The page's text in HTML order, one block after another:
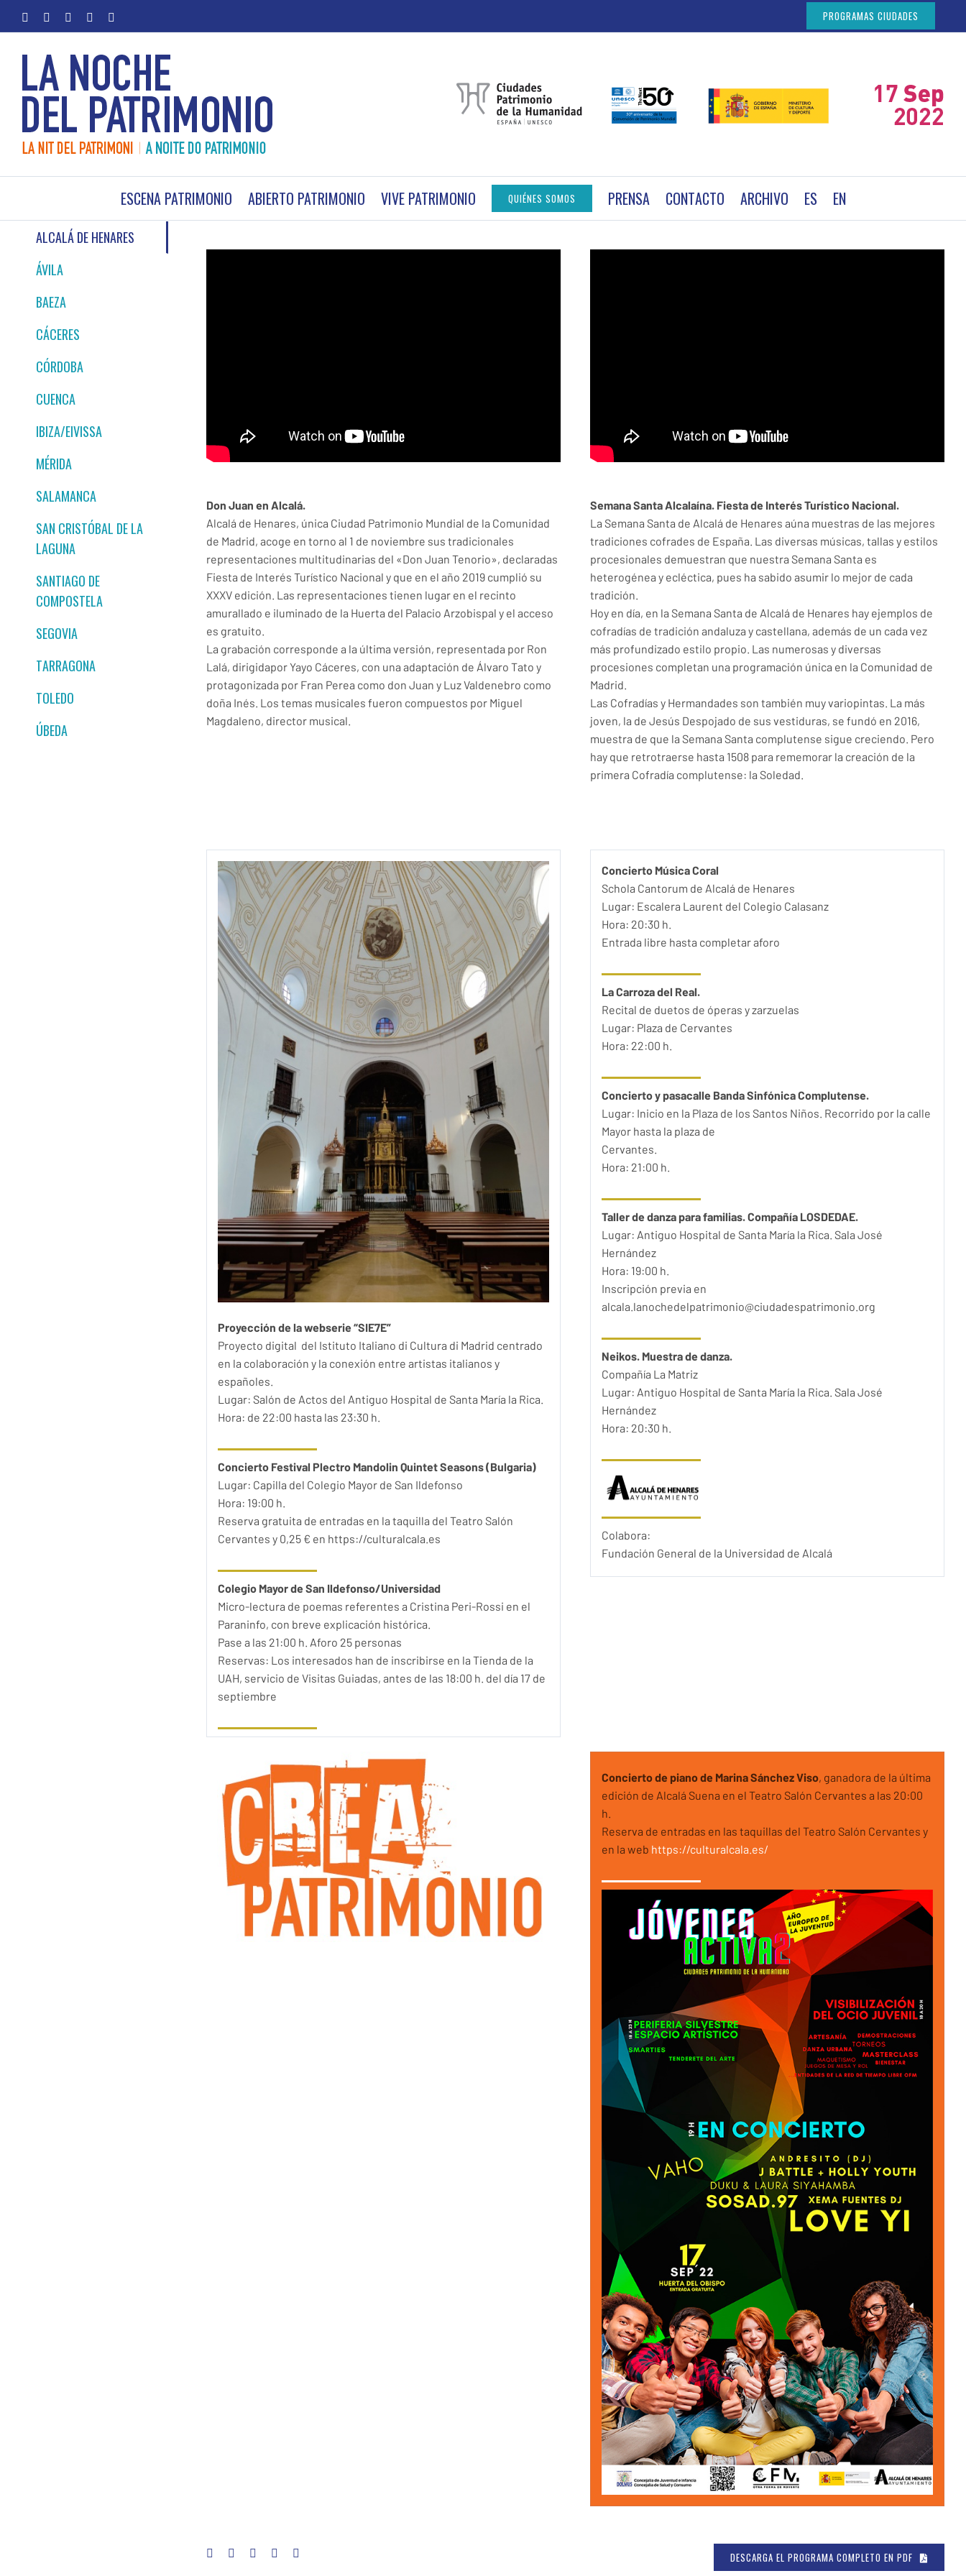
facebook
twitter youtubeinstagram PROGRAMAS CIUDADES
ESCENA PATRIMONIO ABIERTO PATRIMONIO VIVE PATRIMONIO QUIÉNES SOMOS PRENSA CONTACTO ARCHIVO ES EN
ALCALÁ DE HENARES
ÁVILA
BAEZA
CÁCERES
CÓRDOBA
CUENCA
IBIZA/EIVISSA
MÉRIDA
SALAMANCA
SAN CRISTÓBAL DE LA
LAGUNA
SANTIAGO DE
COMPOSTELA
SEGOVIA
TARRAGONA
TOLEDO
ÚBEDA
Don Juan en Alcalá.
Alcalá de Henares, única Ciudad Patrimonio Mundial de la Comunidad
de Madrid, acoge en torno al 1 de noviembre sus tradicionales
representaciones multitudinarias del «Don Juan Tenorio», declaradas
Fiesta de Interés Turístico Nacional y que en el año 2019 cumplió su
XXXV edición. Las representaciones tienen lugar en el recinto
amurallado e iluminado de la Huerta del Palacio Arzobispal y el acceso
es gratuito.
La grabación corresponde a la última versión, representada por Ron
Lalá, dirigidapor Yayo Cáceres, con una adaptación de Álvaro Tato y
protagonizada por Fran Perea como don Juan y Luz Valdenebro como
doña Inés. Los temas musicales fueron compuestos por Miguel
Magdaleno, director musical.
Semana Santa Alcalaína. Fiesta de Interés Turístico Nacional.
La Semana Santa de Alcalá de Henares aúna muestras de las mejores
tradiciones cofrades de España. Las diversas músicas, tallas y estilos
procesionales demuestran que nuestra Semana Santa es
heterogénea y ecléctica, pues ha sabido asumir lo mejor de cada
tradición.
Hoy en día, en la Semana Santa de Alcalá de Henares hay ejemplos de
cofradías de tradición andaluza y castellana, además de un cada vez
más profundizado estilo propio. Las numerosas y diversas
procesiones completan una programación única en la Comunidad de
Madrid.
Las Cofradías y Hermandades son también muy variopintas. La más
joven, la de Jesús Despojado de sus vestiduras, se fundó en 2016,
muestra de que la Semana Santa complutense sigue creciendo. Pero
hay que retrotraerse hasta 1508 para rememorar la creación de la
primera Cofradía complutense: la Soledad.
Proyección de la webserie “SIE7E”
Proyecto digital del Istituto Italiano di Cultura di Madrid centrado
en la colaboración y la conexión entre artistas italianos y
españoles.
Lugar: Salón de Actos del Antiguo Hospital de Santa María la Rica.
Hora: de 22:00 hasta las 23:30 h.
Concierto Festival Plectro Mandolin Quintet Seasons (Bulgaria)
Lugar: Capilla del Colegio Mayor de San Ildefonso
Hora: 19:00 h.
Reserva gratuita de entradas en la taquilla del Teatro Salón
Cervantes y 0,25 € en https://culturalcala.es
Colegio Mayor de San Ildefonso/Universidad
Micro-lectura de poemas referentes a Cristina Peri-Rossi en el
Paraninfo, con breve explicación histórica.
Pase a las 21:00 h. Aforo 25 personas
Reservas: Los interesados han de inscribirse en la Tienda de la
UAH, servicio de Visitas Guiadas, antes de las 18:00 h. del día 17 de
septiembre
Concierto Música Coral
Schola Cantorum de Alcalá de Henares
Lugar: Escalera Laurent del Colegio Calasanz
Hora: 20:30 h.
Entrada libre hasta completar aforo
La Carroza del Real.
Recital de duetos de óperas y zarzuelas
Lugar: Plaza de Cervantes
Hora: 22:00 h.
Concierto y pasacalle Banda Sinfónica Complutense.
Lugar: Inicio en la Plaza de los Santos Niños. Recorrido por la calle
Mayor hasta la plaza de
Cervantes.
Hora: 21:00 h.
Taller de danza para familias. Compañía LOSDEDAE.
Lugar: Antiguo Hospital de Santa María la Rica. Sala José
Hernández
Hora: 19:00 h.
Inscripción previa en
alcala.lanochedelpatrimonio@ciudadespatrimonio.org
Neikos. Muestra de danza.
Compañía La Matriz
Lugar: Antiguo Hospital de Santa María la Rica. Sala José
Hernández
Hora: 20:30 h.
Colabora:
Fundación General de la Universidad de Alcalá
Concierto de piano de Marina Sánchez Viso, ganadora de la última
edición de Alcalá Suena en el Teatro Salón Cervantes a las 20:00
h.
Reserva de entradas en las taquillas del Teatro Salón Cervantes y
en la web https://culturalcala.es/
DESCARGA EL PROGRAMA COMPLETO EN PDF